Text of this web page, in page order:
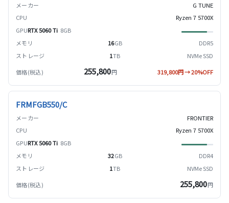
G TUNE
Ryzen 7 5700X
RTX 5060 Ti 8GB
16GB
DDR5
1TB NVMe SSD
255,800円 319,800円 → 20%OFF
FRMFGB550/C
FRONTIER
Ryzen 7 5700X
RTX 5060 Ti 8GB
32GB
DDR4
1TB NVMe SSD
255,800円